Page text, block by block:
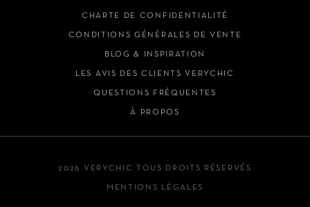
CHARTE DE CONFIDENTIALITÉ
CONDITIONS GÉNÉRALES DE VENTE
BLOG & INSPIRATION
LES AVIS DES CLIENTS VERYCHIC
QUESTIONS FRÉQUENTES
À PROPOS
2026 VERYCHIC TOUS DROITS RÉSERVÉS
MENTIONS LÉGALES